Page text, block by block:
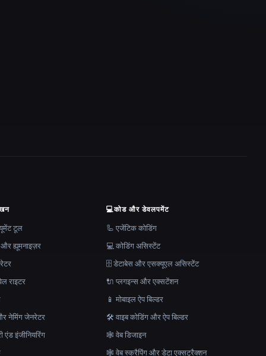
टूल
ह्यूमनाइज़र
राइटर
नेमिंग जेनरेटर
एंड इंजीनियरिंग
💻कोड और डेवलपमेंट
🦾 एजेंटिक कोडिंग
💻 कोडिंग असिस्टेंट
🗄️ डेटाबेस और एसक्यूएल असिस्टेंट
🔌 प्लगइन्स और एक्सटेंशन
📱 मोबाइल ऐप बिल्डर
🛠️ वाइब कोडिंग और ऐप बिल्डर
🕸 वेब डिजाइन
🕸️ वेब स्क्रैपिंग और डेटा एक्सट्रैक्शन